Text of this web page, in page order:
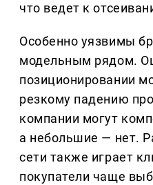
что ведет к
Особенно уязвимы
модельным рядом.
позиционировании
резкому падению
компании могут
а небольшие — нет.
сети также играет
покупатели чаще